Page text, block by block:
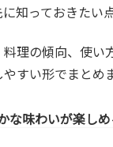
知っておきたい
理の傾向、使い
すい形でまとめ
な味わいが楽し